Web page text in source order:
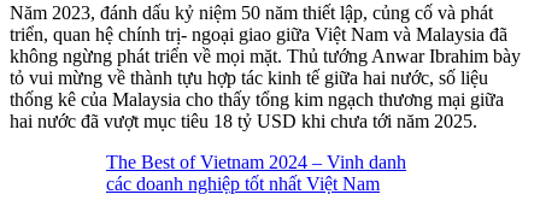
Năm 2023, đánh dấu kỷ niệm 50 năm thiết lập, củng cố và phát
triển, quan hệ chính trị- ngoại giao giữa Việt Nam và Malaysia đã
không ngừng phát triển về mọi mặt. Thủ tướng Anwar Ibrahim bày
tỏ vui mừng về thành tựu hợp tác kinh tế giữa hai nước, số liệu
thống kê của Malaysia cho thấy tổng kim ngạch thương mại giữa
hai nước đã vượt mục tiêu 18 tỷ USD khi chưa tới năm 2025.
The Best of Vietnam 2024 – Vinh danh
các doanh nghiệp tốt nhất Việt Nam